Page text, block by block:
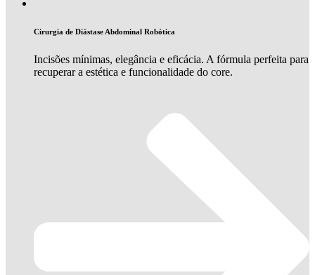
Cirurgia de Diástase Abdominal Robótica
Incisões mínimas, elegância e eficácia. A fórmula perfeita para
recuperar a estética e funcionalidade do core.